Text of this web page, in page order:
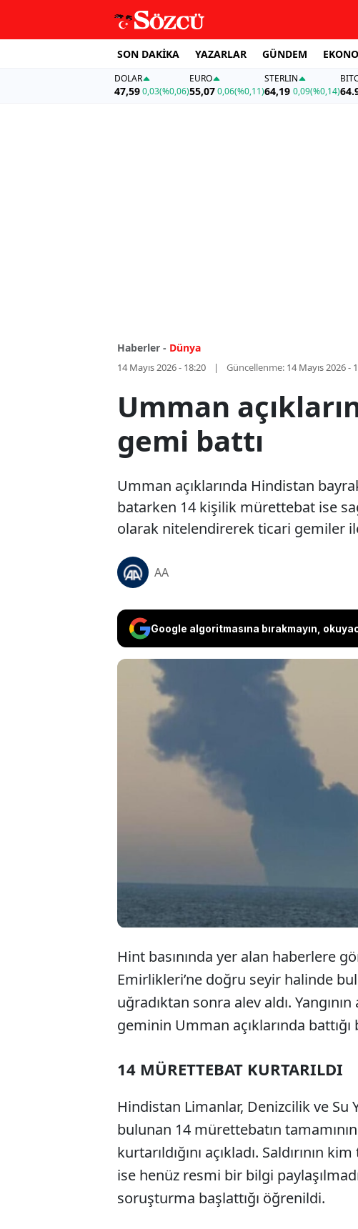
SON DAKİKA YAZARLAR GÜNDEM
DOLAR
47,590,03(%0,06)
EURO
55,07 0,06(%0,11)
STERLIN
64,19 0,09(%0,14)
Haberler - Dünya
14 Mayıs 2026 - 18:20 Güncellenme: 14 Mayıs 2026 -
Umman
gemi battı
Umman açıklarında Hindistan
batarken 14 kişilik mürettebat ise
olarak nitelendirerek ticari gemiler
AA
Google algoritmasına bırakmayın,
Umman açıklarında
saldırı sonrası gemide
mürettebat ise sağ
olayı “kabul edilemez”
denizcilerin hedef
Hint basınında yer alan haberlere
Emirlikleri’ne doğru seyir halinde
uğradıktan sonra alev aldı.
geminin Umman açıklarında
14 MÜRETTEBAT KURTARILDI
Hindistan Limanlar, Denizcilik ve Su
bulunan 14 mürettebatın
kurtarıldığını açıkladı. Saldırının
ise henüz resmi bir bilgi
soruşturma başlattığı öğrenildi.